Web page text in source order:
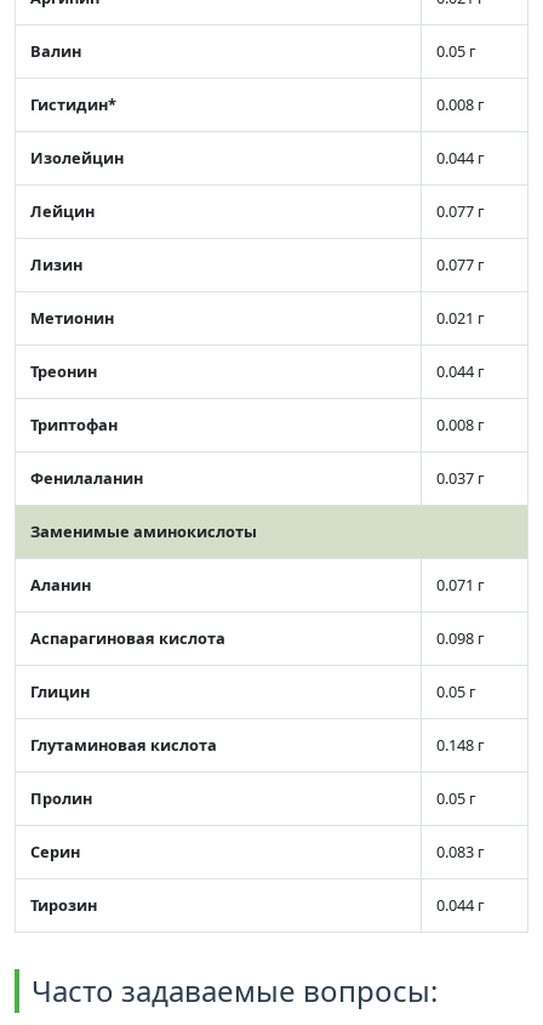
Валин 0.05 г
Гистидин* 0.008 г
Изолейцин 0.044 г
Лейцин 0.077 г
Лизин 0.077 г
Метионин 0.021 г
Треонин 0.044 г
Триптофан 0.008 г
Фенилаланин 0.037 г
Заменимые аминокислоты
Аланин 0.071 г
Аспарагиновая кислота 0.098 г
Глицин 0.05 г
Глутаминовая кислота 0.148 г
Пролин 0.05 г
Серин 0.083 г
Тирозин 0.044 г
Часто задаваемые вопросы: